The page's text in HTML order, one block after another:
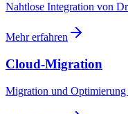
Nahtlose Integration von
Mehr erfahren
Cloud-Migration
Migration und